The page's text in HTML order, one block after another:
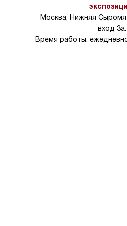
Москва, Нижняя
вход 3а.
Время работы: